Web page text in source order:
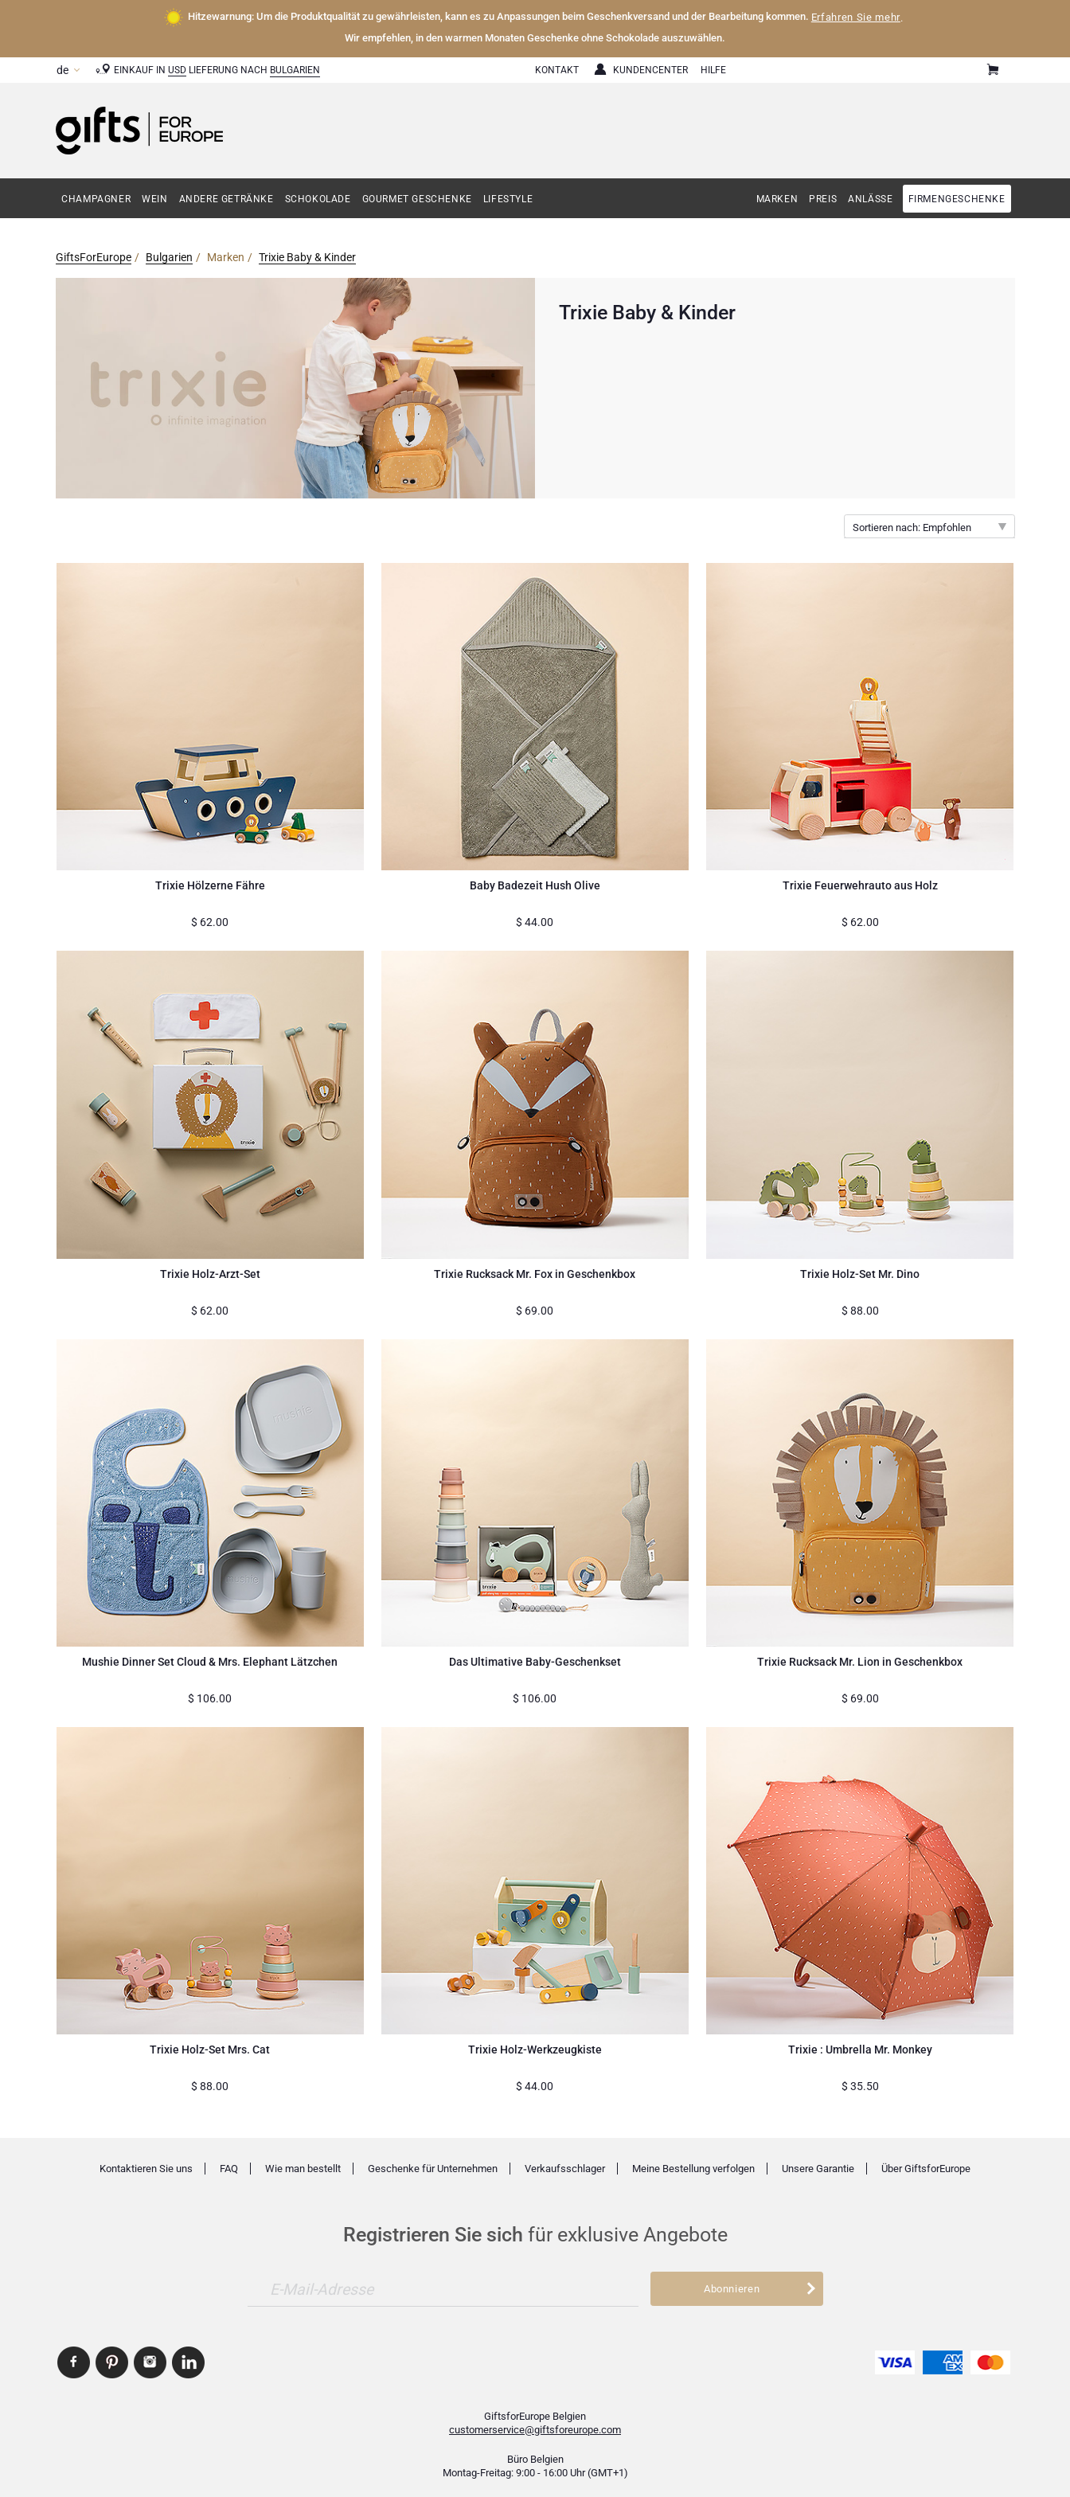
Hitzewarnung: Um die Produktqualität zu gewährleisten, kann es zu Anpassungen beim Geschenkversand und der Bearbeitung kommen. Erfahren Sie mehr.
Wir empfehlen, in den warmen Monaten Geschenke ohne Schokolade auszuwählen.
EINKAUF IN USD LIEFERUNG NACH BULGARIEN KONTAKT KUNDENCENTER HILFE
CHAMPAGNER WEIN ANDERE GETRÄNKE SCHOKOLADE GOURMET GESCHENKE LIFESTYLE MARKEN PREIS ANLÄSSE FIRMENGESCHENKE
GiftsForEurope Bulgarien Marken Trixie Baby & Kinder
Trixie Baby & Kinder
Sortieren nach: Empfohlen
Trixie Hölzerne Fähre
$ 62.00
Baby Badezeit Hush Olive
$ 44.00
Trixie Feuerwehrauto aus Holz
$ 62.00
Trixie Holz-Arzt-Set
$ 62.00
Trixie Rucksack Mr. Fox in Geschenkbox
$ 69.00
Trixie Holz-Set Mr. Dino
$ 88.00
Mushie Dinner Set Cloud & Mrs. Elephant Lätzchen
$ 106.00
Das Ultimative Baby-Geschenkset
$ 106.00
Trixie Rucksack Mr. Lion in Geschenkbox
$ 69.00
Trixie Holz-Set Mrs. Cat
$ 88.00
Trixie Holz-Werkzeugkiste
$ 44.00
Trixie : Umbrella Mr. Monkey
$ 35.50
Registrieren Sie sich für exklusive Angebote
E-Mail-Adresse Abonnieren
Kontaktieren Sie uns FAQ Wie man bestellt Geschenke für Unternehmen Verkaufsschlager Meine Bestellung verfolgen Unsere Garantie Über GiftsforEurope
GiftsforEurope Belgien
customerservice@giftsforeurope.com
Büro Belgien
Montag-Freitag: 9:00 - 16:00 Uhr (GMT+1)